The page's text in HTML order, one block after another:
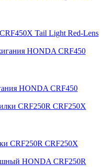
Tail Light Red-Lens
HONDA CRF450
CRF250R CRF250X